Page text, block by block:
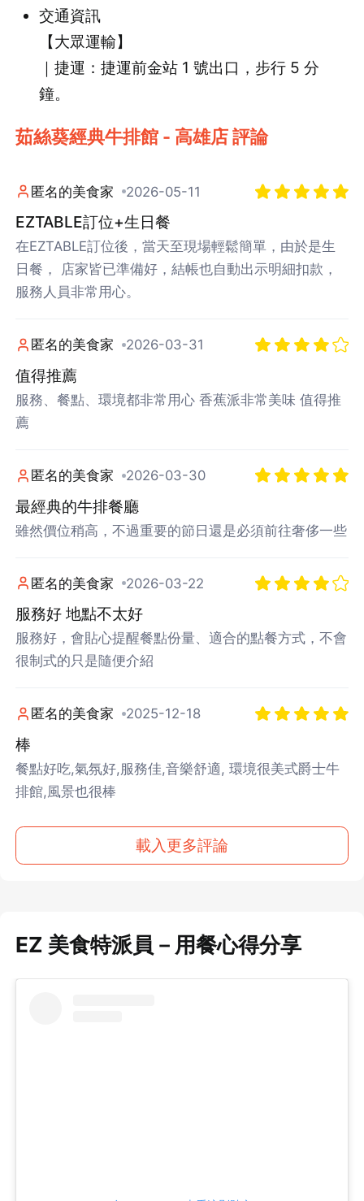
交通資訊
【大眾運輸】
｜捷運：捷運前金站 1 號出口，步行 5 分
鐘。
茹絲葵經典牛排館 - 高雄店 評論
匿名的美食家 2026-05-11
EZTABLE訂位+生日餐
在EZTABLE訂位後，當天至現場輕鬆簡單，由於是生
日餐， 店家皆已準備好，結帳也自動出示明細扣款，
服務人員非常用心。
匿名的美食家 2026-03-31
值得推薦
服務、餐點、環境都非常用心 香蕉派非常美味 值得推
薦
匿名的美食家 2026-03-30
最經典的牛排餐廳
雖然價位稍高，不過重要的節日還是必須前往奢侈一些
匿名的美食家 2026-03-22
服務好 地點不太好
服務好，會貼心提醒餐點份量、適合的點餐方式，不會
很制式的只是隨便介紹
匿名的美食家 2025-12-18
棒
餐點好吃,氣氛好,服務佳,音樂舒適, 環境很美式爵士牛
排館,風景也很棒
載入更多評論
EZ 美食特派員－用餐心得分享